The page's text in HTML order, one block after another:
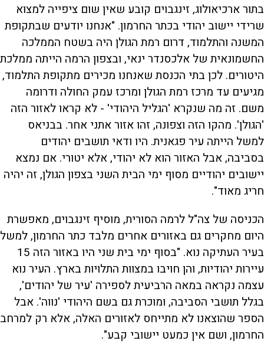
בתור ארכיאולוג, זינגבוים קובע שאין שום ציפייה למצוא
שרידי יישוב יהודי בכתר החרמון. "אנחנו יודעים שבתקופת
המשנה והתלמוד, דרום רמת הגולן היה בשטח הממלכה
החשמונאית של אלכסנדר ינאי, ובצפון הרמה הייתה ממלכת
היטורים. לכן בתי הכנסת שאנחנו מכירים מתקופת התלמוד,
מגיעים עד מרכז רמת הגולן ומרכז עמק החולה ודרומה
משם. זה מה שנקרא 'הגליל היהודי' - לא קראו לאזור הזה
'הגולן'. מהקו הזה וצפונה, זהו אזור אתני אחר. בבניאס
למשל הייתה עיר פגאנית. היו ודאי תושבים יהודים
בסביבה, אבל האזור הוא לא יהודי, אלא יטורי. אם נמצא
יישובים יהודיים מסוף ימי הבית השני בצפון הגולן, זה יהיה
חריג מאוד".
הכניסה של צה"ל לרמה הסורית, מוסיף זינגבוים, מאפשרת
היום מחקרים גם באזורים אחרים מלבד כתר החרמון, למשל
בעיר העתיקה נוא. "בסוף ימי בית שני היו באזור הזה 15
עיירות יהודיות, והן חויבו במצוות התלויות בארץ. העיר נוא
עצמה נקראה במאה הרביעית לספירה 'עיר של יהודים',
בגלל תושבי הסביבה, ומוכרת גם בשם היהודי 'נווה'. אבל
הספר שהוצאנו לא מתייחס לאזורים האלה, אלא רק למרחב
החרמון, ושם אין כמעט יישובי קבע".